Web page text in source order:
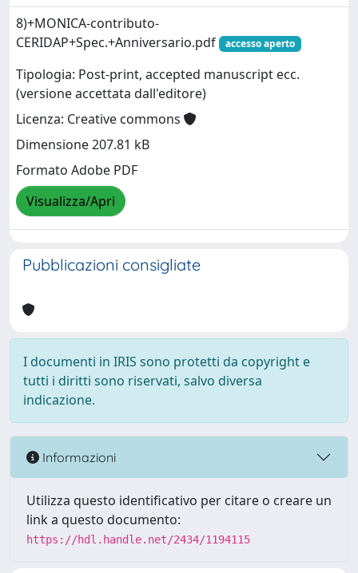
8)+MONICA-contributo-
CERIDAP+Spec.+Anniversario.pdf
accesso aperto
Tipologia: Post-print, accepted manuscript ecc.
(versione accettata dall'editore)
Licenza: Creative commons
Dimensione 207.81 kB
Formato Adobe PDF
Visualizza/Apri
Pubblicazioni consigliate
I documenti in IRIS sono protetti da copyright e
tutti i diritti sono riservati, salvo diversa
indicazione.
Informazioni
Utilizza questo identificativo per citare o creare un
link a questo documento:
https://hdl.handle.net/2434/1194115